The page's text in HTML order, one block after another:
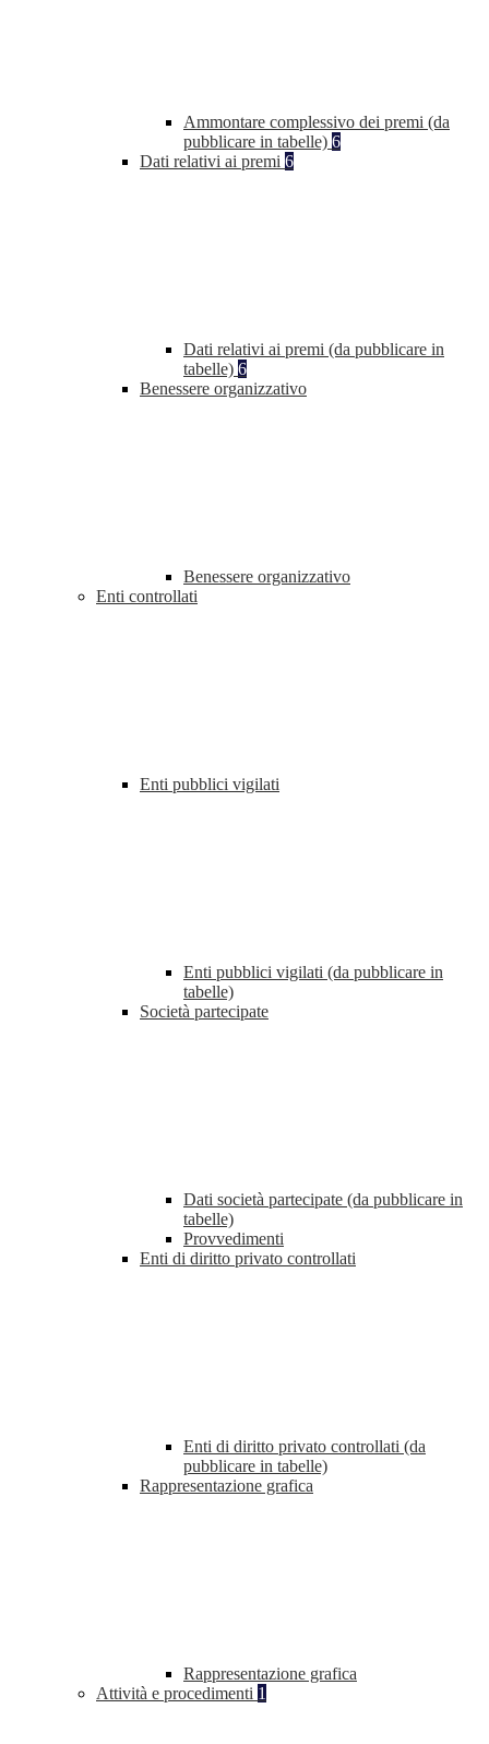
Ammontare complessivo dei premi (da
pubblicare in tabelle) 6
Dati relativi ai premi 6
Dati relativi ai premi (da pubblicare in
tabelle) 6
Benessere organizzativo
Benessere organizzativo
Enti controllati
Enti pubblici vigilati
Enti pubblici vigilati (da pubblicare in
tabelle)
Società partecipate
Dati società partecipate (da pubblicare in
tabelle)
Provvedimenti
Enti di diritto privato controllati
Enti di diritto privato controllati (da
pubblicare in tabelle)
Rappresentazione grafica
Rappresentazione grafica
Attività e procedimenti 1